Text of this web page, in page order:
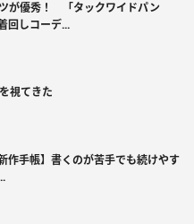
が優秀！ 「タックワイドパン
回しコーデ...
視てきた
作手帳】書くのが苦手でも続けやす